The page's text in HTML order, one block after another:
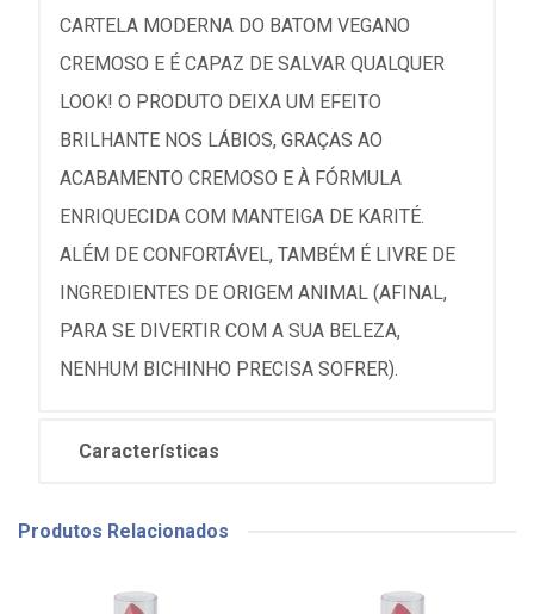
CARTELA MODERNA DO BATOM VEGANO
CREMOSO E É CAPAZ DE SALVAR QUALQUER
LOOK! O PRODUTO DEIXA UM EFEITO
BRILHANTE NOS LÁBIOS, GRAÇAS AO
ACABAMENTO CREMOSO E À FÓRMULA
ENRIQUECIDA COM MANTEIGA DE KARITÉ.
ALÉM DE CONFORTÁVEL, TAMBÉM É LIVRE DE
INGREDIENTES DE ORIGEM ANIMAL (AFINAL,
PARA SE DIVERTIR COM A SUA BELEZA,
NENHUM BICHINHO PRECISA SOFRER).
Características
Produtos Relacionados